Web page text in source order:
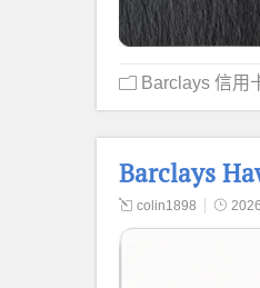
Barclays 信用
Barclays
colin1898